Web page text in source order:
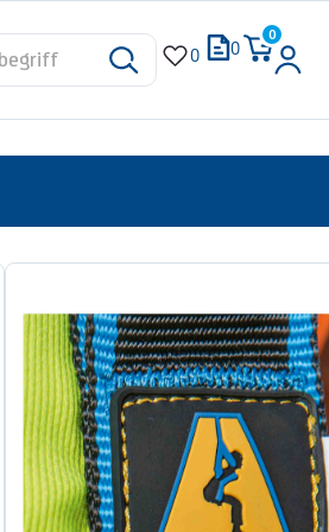
0 0 0
150 kg
das Anlegen einfach und selbsterklärend
im Handumdrehen angelegt